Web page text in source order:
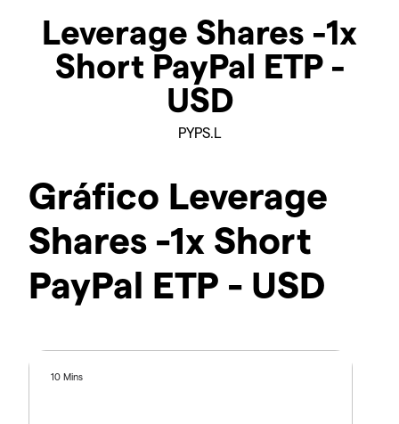
Leverage Shares -1x
Short PayPal ETP -
USD
PYPS.L
Gráfico Leverage
Shares -1x Short
PayPal ETP - USD
10 Mins